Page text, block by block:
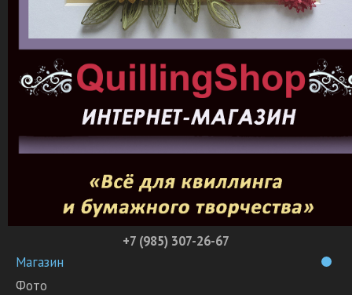
+7 (985) 307-26-67
Магазин
Фото